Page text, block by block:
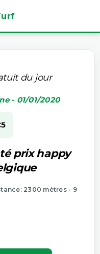
du jour
- 01/01/2020
prix happy
2300 mètres - 9